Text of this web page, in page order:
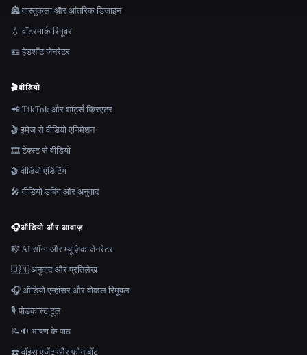
🏯 वास्तुकला और आंतरिक डिजाइन
💧 वॉटरमार्क रिमूवर
🪪 हेडशॉट जेनरेटर
🎬वीडियो
📲 TikTok और शॉर्ट्स क्रिएटर
🎬 इमेज से वीडियो एनिमेशन
🎞️ टेक्स्ट से वीडियो
🎬 वीडियो एडिटिंग
🎤 वीडियो डबिंग और अनुवाद
🎧ऑडियो और आवाज़
🎼 AI सॉन्ग और म्यूज़िक जेनरेटर
🇺🇳 अनुवाद और प्रतिलेख
🎧 ऑडियो एन्हांसर और वोकल रिमूवल
🎙️ पोडकास्ट टूल
📝🔉 भाषण के पाठ
☎️ वॉइस एजेंट और फ़ोन बॉट